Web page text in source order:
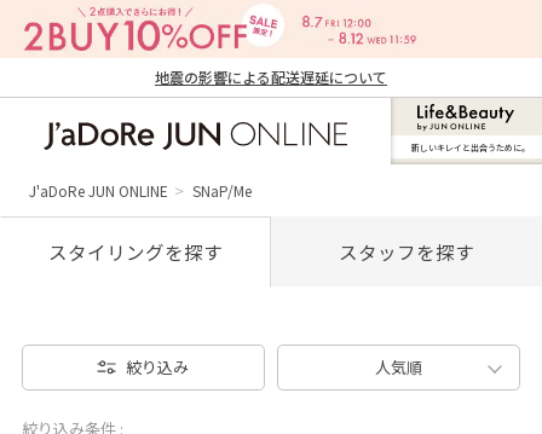
地震の影響による配送遅延について
ン オンライン）
新しいキレイと出合うために。
J'aDoRe JUN ONLINE SNaP/Me
スタイリングを探す スタッフを探す
絞り込み 人気順
絞り込み条件 :